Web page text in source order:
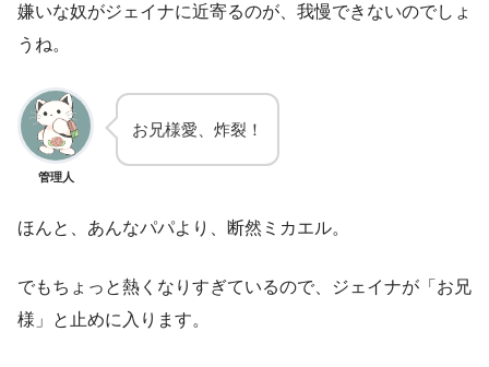
嫌いな奴がジェイナに近寄るのが、我慢できないのでしょ
うね。
管理人
お兄様愛、炸裂！
ほんと、あんなパパより、断然ミカエル。
でもちょっと熱くなりすぎているので、ジェイナが「お兄
様」と止めに入ります。